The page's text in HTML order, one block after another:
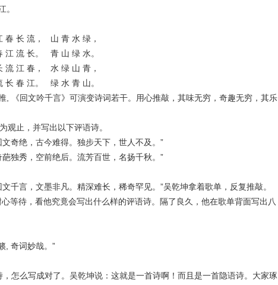
。
春 长 流， 山 青 水 绿，
流 长。 青 山 绿 水。
流 江 春， 水 绿 山 青，
春 江。 绿 水 青 山。
, 《回文吟千言》可演变诗词若干。用心推敲，其味无穷，奇趣无穷，其乐
止，并写出以下评语诗。
奇绝，古今难得。独步天下，世人不及。”
独秀，空前绝后。流芳百世，名扬千秋。”
言，文墨非凡。精深难长，稀奇罕见。”吴乾坤拿着歌单，反复推敲。
等待，看他究竟会写出什么样的评语诗。隔了良久，他在歌单背面写出八
哉。”
怎么写成对了。吴乾坤说：这就是一首诗啊！而且是一首隐语诗。大家琢